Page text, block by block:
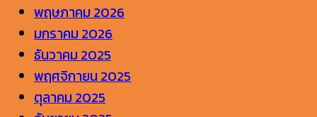
การ
จัด
อันดับ
บน
Google
พฤษภาคม 2026
มกราคม 2026
ธันวาคม 2025
พฤศจิกายน 2025
ตุลาคม 2025